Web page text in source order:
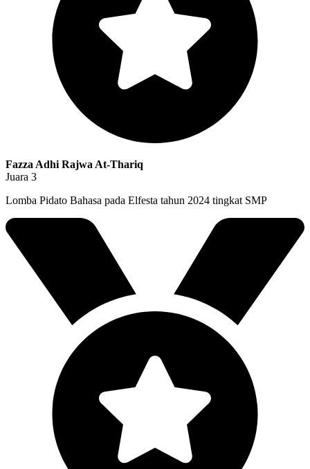
Fazza Adhi Rajwa At-Thariq
Juara 3
Lomba Pidato Bahasa pada Elfesta tahun 2024 tingkat SMP